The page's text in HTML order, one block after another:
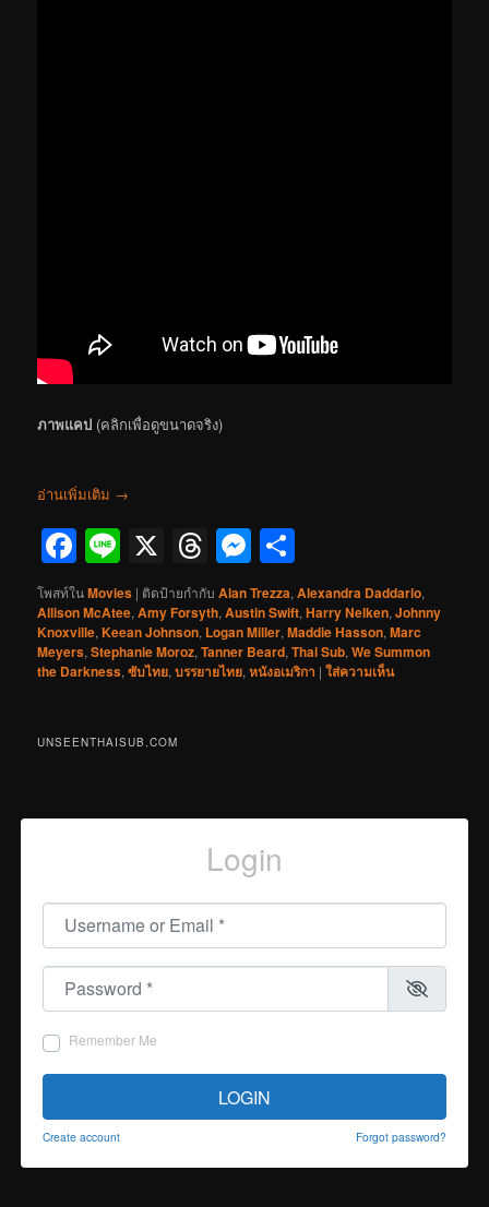
ภาพแคป (คลิกเพื่อดูขนาดจริง)
อ่านเพิ่มเติม →
Facebook
Line
X Threads
Messenger
โพสท์ในMovies | ติดป้ายกำกับ Alan Trezza,Alexandra Daddario,
Allison McAtee,Amy Forsyth,Austin Swift,Harry Nelken,Johnny
Knoxville,Keean Johnson, Logan Miller,Maddie Hasson,Marc
Meyers,Stephanie Moroz,Tanner Beard,Thai Sub,We Summon
the Darkness,ซับไทย,บรรยายไทย,หนังอเมริกา |ใส่ความเห็น
UNSEENTHAISUB.COM
Login
Username or Email
Password
Remember Me
LOGIN
Create account Forgot password?